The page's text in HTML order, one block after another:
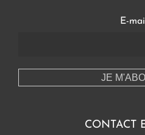
E-mail
CONTACT